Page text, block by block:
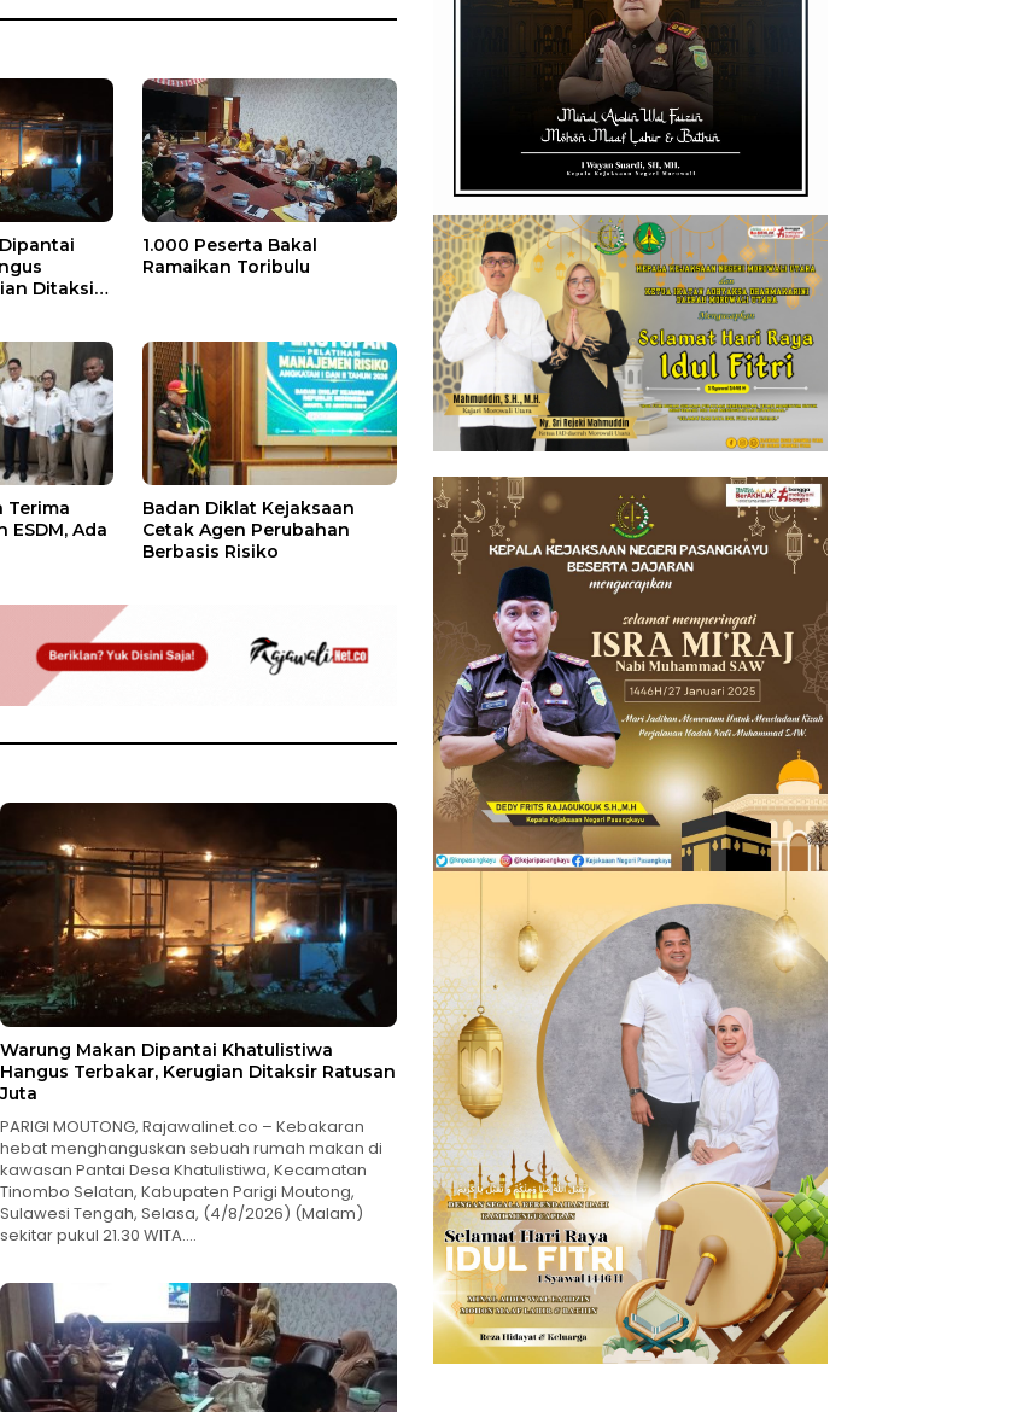
Ditaksir
1.000 Peserta Bakal
Ramaikan Toribulu
Terima
ESDM, Ada
Badan Diklat Kejaksaan
Cetak Agen Perubahan
Berbasis Risiko
Warung Makan Dipantai Khatulistiwa
Hangus Terbakar, Kerugian Ditaksir Ratusan
Juta
PARIGI MOUTONG, Rajawalinet.co – Kebakaran
hebat menghanguskan sebuah rumah makan di
kawasan Pantai Desa Khatulistiwa, Kecamatan
Tinombo Selatan, Kabupaten Parigi Moutong,
Sulawesi Tengah, Selasa, (4/8/2026) (Malam)
sekitar pukul 21.30 WITA….